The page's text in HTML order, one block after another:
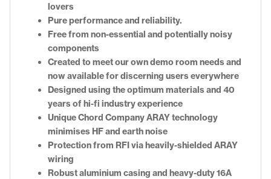
lovers
Pure performance and reliability.
Free from non-essential and potentially noisy
components
Created to meet our own demo room needs and
now available for discerning users everywhere
Designed using the optimum materials and 40
years of hi-fi industry experience
Unique Chord Company ARAY technology
minimises HF and earth noise
Protection from RFI via heavily-shielded ARAY
wiring
Robust aluminium casing and heavy-duty 16A